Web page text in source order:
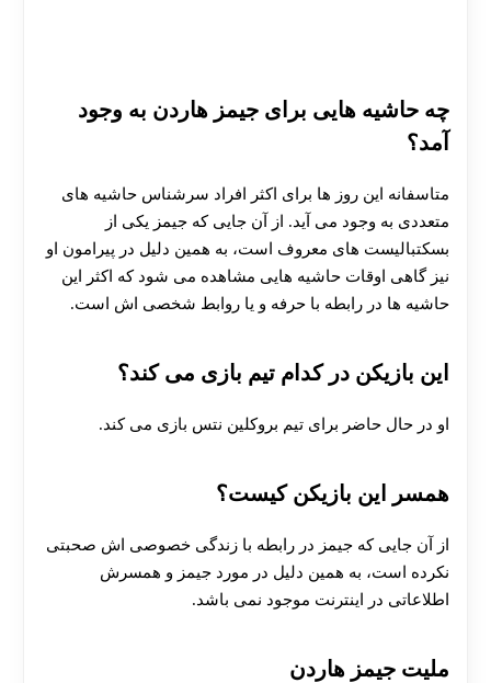
هات بت
چه حاشیه هایی برای جیمز هاردن به وجود
آمد؟
متاسفانه این روز ها برای اکثر افراد سرشناس حاشیه های
متعددی به وجود می آید. از آن جایی که جیمز یکی از
بسکتبالیست های معروف است، به همین دلیل در پیرامون او
نیز گاهی اوقات حاشیه هایی مشاهده می‌ شود که اکثر این
حاشیه ها در رابطه با حرفه و یا روابط شخصی اش است.
این بازیکن در کدام تیم بازی می کند؟
او در حال حاضر برای تیم بروکلین نتس بازی می کند.
همسر این بازیکن کیست؟
از آن جایی که جیمز در رابطه با زندگی خصوصی اش صحبتی
نکرده است، به همین دلیل در مورد جیمز و همسرش
اطلاعاتی در اینترنت موجود نمی باشد.
ملیت جیمز هاردن